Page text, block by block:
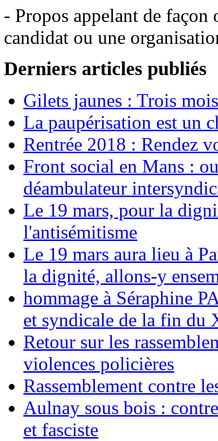
- Propos appelant de
candidat ou une
Derniers articles publiés
Gilets jaunes : Trois
La paupérisation est un
Rentrée 2018 : Rendez
Front social en Mans :
déambulateur
Le 19 mars, pour la
l'antisémitisme
Le 19 mars aura lieu à
la dignité, allons-y
hommage à Séraphine
et syndicale de la fin du
Retour sur les
violences policières
Rassemblement contre
Aulnay sous bois :
et fasciste